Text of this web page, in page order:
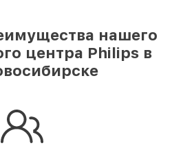
нашего
центра Philips в